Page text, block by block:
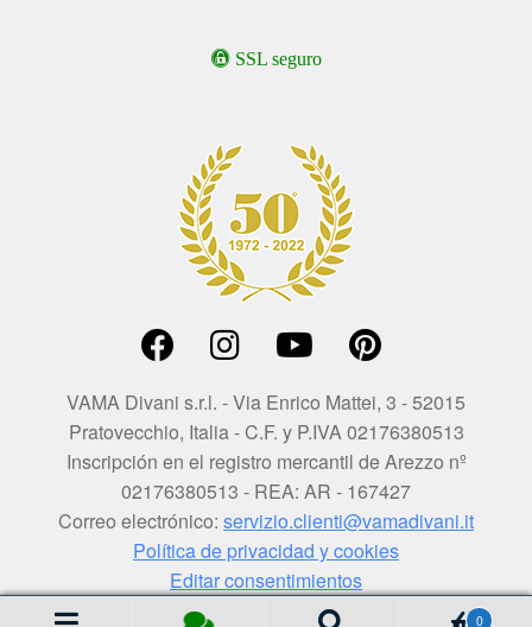
SSL seguro
0
VAMA Divani s.r.l. - Via Enrico Mattei, 3 - 52015
Pratovecchio, Italia - C.F. y P.IVA 02176380513
Inscripción en el registro mercantil de Arezzo nº
02176380513 - REA: AR - 167427
Correo electrónico: servizio.clienti@vamadivani.it
Política de privacidad y cookies
Editar consentimientos